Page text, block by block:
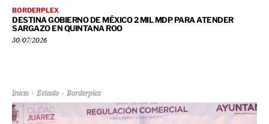
BORDERPLEX
DESTINA GOBIERNO DE MÉXICO 2 MIL MDP PARA ATENDER
SARGAZO EN QUINTANA ROO
30/07/2026